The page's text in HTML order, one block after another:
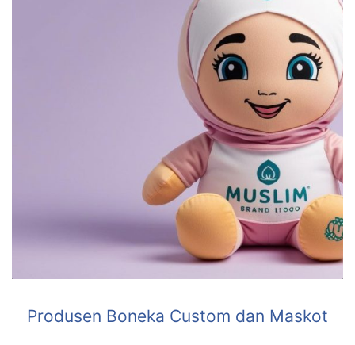
Produsen Boneka Custom dan Maskot